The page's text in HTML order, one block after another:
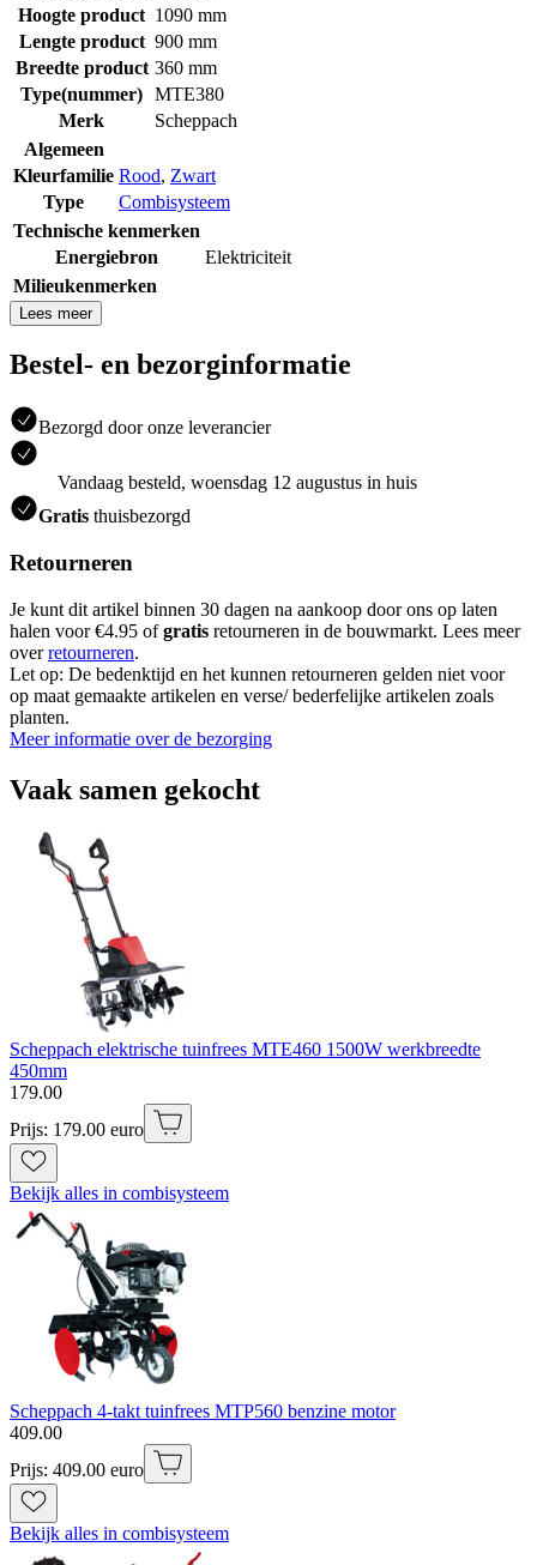
Hoogte product 1090 mm
Lengte product 900 mm
Breedte product 360 mm
Type(nummer) MTE380
Merk
Scheppach
Algemeen
Kleurfamilie Rood, Zwart
Type
Combisysteem
Technische kenmerken
Energiebron
Elektriciteit
Milieukenmerken
Lees meer
Bestel- en bezorginformatie
Bezorgd door onze leverancier
Vandaag besteld, woensdag 12 augustus in huis
Gratis thuisbezorgd
Retourneren
Je kunt dit artikel binnen 30 dagen na aankoop door ons op laten
halen voor €4.95 ofgratis retourneren in de bouwmarkt. Lees meer
overretourneren.
Let op: De bedenktijd en het kunnen retourneren gelden niet voor
op maat gemaakte artikelen en verse/ bederfelijke artikelen zoals
planten.
Meer informatie over de bezorging
Vaak samen gekocht
Scheppach elektrische tuinfrees MTE460 1500W werkbreedte
450mm
179.00
Prijs: 179.00 euro
Bekijk alles in combisysteem
Scheppach 4-takt tuinfrees MTP560 benzine motor
409.00
Prijs: 409.00 euro
Bekijk alles in combisysteem